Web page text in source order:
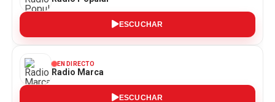
ESCUCHAR
EN DIRECTO
Radio Marca
ESCUCHAR